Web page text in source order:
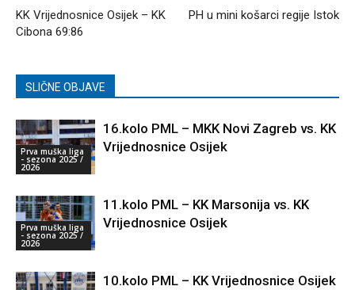
KK Vrijednosnice Osijek – KK
Cibona 69:86
PH u mini košarci regije Istok
SLIČNE OBJAVE
Prva muška liga
- sezona 2025 /
2026
16.kolo PML – MKK Novi Zagreb vs. KK
Vrijednosnice Osijek
Prva muška liga
- sezona 2025 /
2026
11.kolo PML – KK Marsonija vs. KK
Vrijednosnice Osijek
10.kolo PML – KK Vrijednosnice Osijek